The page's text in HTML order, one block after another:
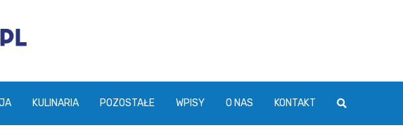
KULINARIA POZOSTAŁE WPISY O NAS KONTAKT